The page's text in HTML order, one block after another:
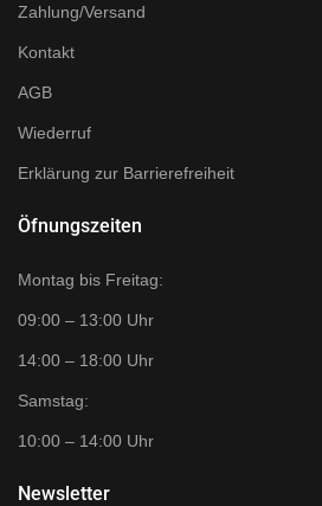
Zahlung/Versand
Kontakt
AGB
Wiederruf
Erklärung zur Barrierefreiheit
Öfnungszeiten
Montag bis Freitag:
09:00 – 13:00 Uhr
14:00 – 18:00 Uhr
Samstag:
10:00 – 14:00 Uhr
Newsletter